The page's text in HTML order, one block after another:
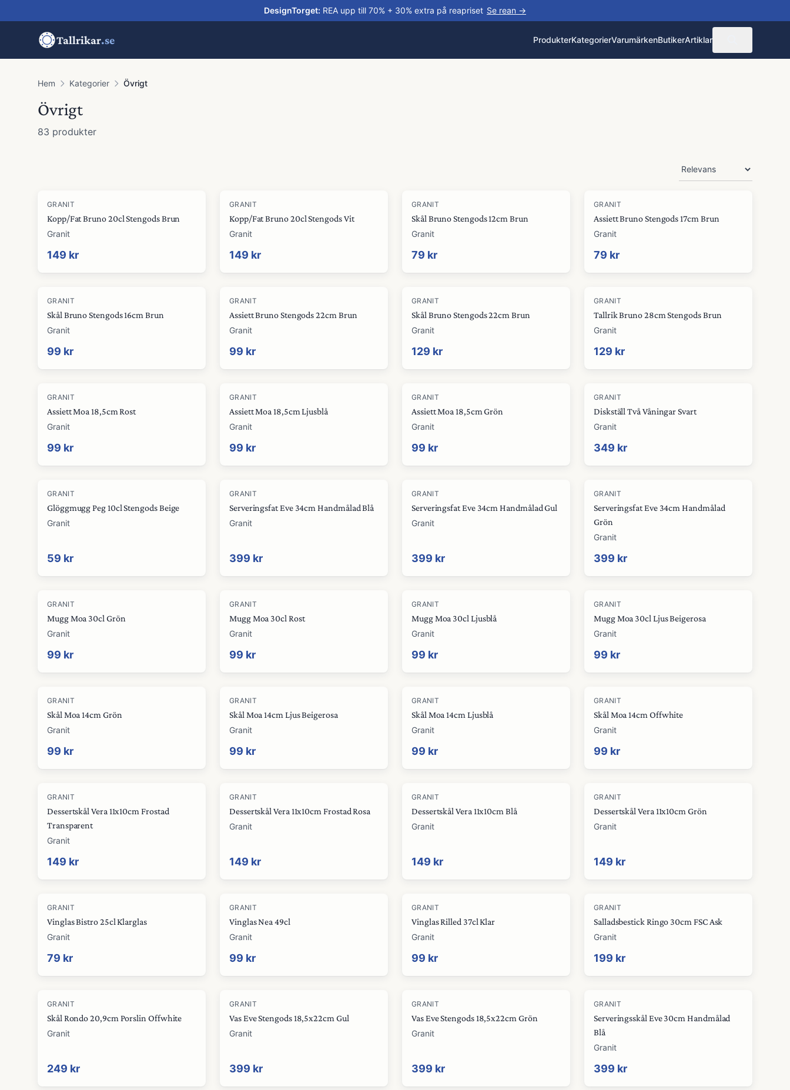
DesignTorget: REA upp till 70% + 30% extra på reapriset Se rean →
Tallrikar.se ProdukterKategorierVarumärkenButikerArtiklar
Hem Kategorier Övrigt
Övrigt
83 produkter
GRANIT
Kopp/Fat Bruno 20cl Stengods Brun
Granit
149 kr
GRANIT
Kopp/Fat Bruno 20cl Stengods Vit
Granit
149 kr
GRANIT
Skål Bruno Stengods 12cm Brun
Granit
79 kr
GRANIT
Assiett Bruno Stengods 17cm Brun
Granit
79 kr
GRANIT
Skål Bruno Stengods 16cm Brun
Granit
99 kr
GRANIT
Assiett Bruno Stengods 22cm Brun
Granit
99 kr
GRANIT
Skål Bruno Stengods 22cm Brun
Granit
129 kr
GRANIT
Tallrik Bruno 28cm Stengods Brun
Granit
129 kr
GRANIT
Assiett Moa 18,5cm Rost
Granit
99 kr
GRANIT
Assiett Moa 18,5cm Ljusblå
Granit
99 kr
GRANIT
Assiett Moa 18,5cm Grön
Granit
99 kr
GRANIT
Diskställ Två Våningar Svart
Granit
349 kr
GRANIT
Glöggmugg Peg 10cl Stengods Beige
Granit
59 kr
GRANIT
Serveringsfat Eve 34cm Handmålad Blå
Granit
399 kr
GRANIT
Serveringsfat Eve 34cm Handmålad Gul
Granit
399 kr
GRANIT
Serveringsfat Eve 34cm Handmålad
Grön
Granit
399 kr
GRANIT
Mugg Moa 30cl Grön
Granit
99 kr
GRANIT
Mugg Moa 30cl Rost
Granit
99 kr
GRANIT
Mugg Moa 30cl Ljusblå
Granit
99 kr
GRANIT
Mugg Moa 30cl Ljus Beigerosa
Granit
99 kr
GRANIT
Skål Moa 14cm Grön
Granit
99 kr
GRANIT
Skål Moa 14cm Ljus Beigerosa
Granit
99 kr
GRANIT
Skål Moa 14cm Ljusblå
Granit
99 kr
GRANIT
Skål Moa 14cm Offwhite
Granit
99 kr
GRANIT
Dessertskål Vera 11x10cm Frostad
Transparent
Granit
149 kr
GRANIT
Dessertskål Vera 11x10cm Frostad Rosa
Granit
149 kr
GRANIT
Dessertskål Vera 11x10cm Blå
Granit
149 kr
GRANIT
Dessertskål Vera 11x10cm Grön
Granit
149 kr
GRANIT
Vinglas Bistro 25cl Klarglas
Granit
79 kr
GRANIT
Vinglas Nea 49cl
Granit
99 kr
GRANIT
Vinglas Rilled 37cl Klar
Granit
99 kr
GRANIT
Salladsbestick Ringo 30cm FSC Ask
Granit
199 kr
GRANIT
Skål Rondo 20,9cm Porslin Offwhite
Granit
249 kr
GRANIT
Vas Eve Stengods 18,5x22cm Gul
Granit
399 kr
GRANIT
Vas Eve Stengods 18,5x22cm Grön
Granit
399 kr
GRANIT
Serveringsskål Eve 30cm Handmålad
Blå
Granit
399 kr